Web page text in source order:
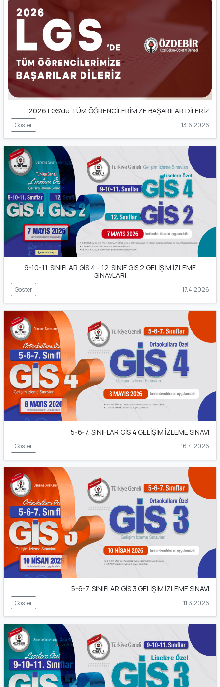
2026 LGS'de TÜM ÖĞRENCİLERİMİZE BAŞARILAR DİLERİZ
Göster 13.6.2026
9-10-11. SINIFLAR GİS 4 - 12. SINIF GİS 2 GELİŞİM İZLEME
SINAVLARI
Göster 17.4.2026
5-6-7. SINIFLAR GİS 4 GELİŞİM İZLEME SINAVI
Göster 16.4.2026
5-6-7. SINIFLAR GİS 3 GELİŞİM İZLEME SINAVI
Göster 11.3.2026